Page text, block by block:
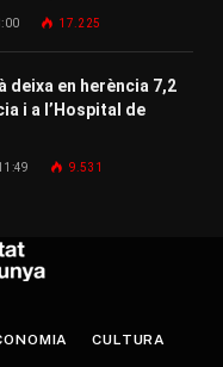
17.225
deixa en herència 7,2
i a l’Hospital de
9.531
CULTURA